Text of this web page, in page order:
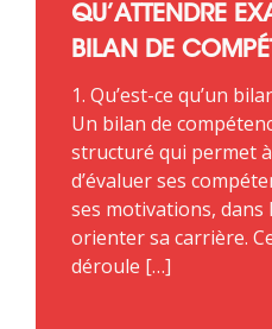
QU’ATTENDRE
BILAN DE
1. Qu’est-ce qu’un
Un bilan de
structuré qui permet
d’évaluer ses
ses motivations, dans
orienter sa carrière.
déroule […]